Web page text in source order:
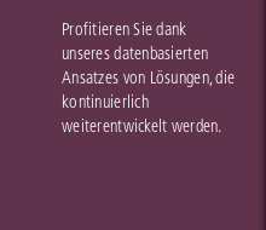
Profitieren Sie dank
unseres datenbasierten
Ansatzes von Lösungen, die
kontinuierlich
weiterentwickelt werden.